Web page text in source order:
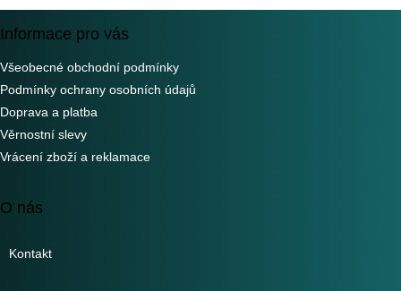
Informace pro vás
Všeobecné obchodní podmínky
Podmínky ochrany osobních údajů
Doprava a platba
Věrnostní slevy
Vrácení zboží a reklamace
O nás
Kontakt